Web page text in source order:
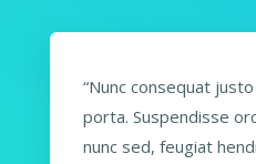
“Nunc consequat
porta. Suspendisse
nunc sed, feugiat